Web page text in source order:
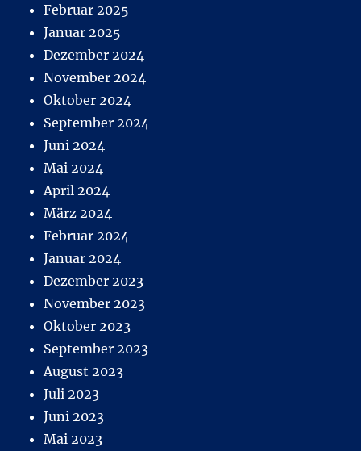
Februar 2025
Januar 2025
Dezember 2024
November 2024
Oktober 2024
September 2024
Juni 2024
Mai 2024
April 2024
März 2024
Februar 2024
Januar 2024
Dezember 2023
November 2023
Oktober 2023
September 2023
August 2023
Juli 2023
Juni 2023
Mai 2023